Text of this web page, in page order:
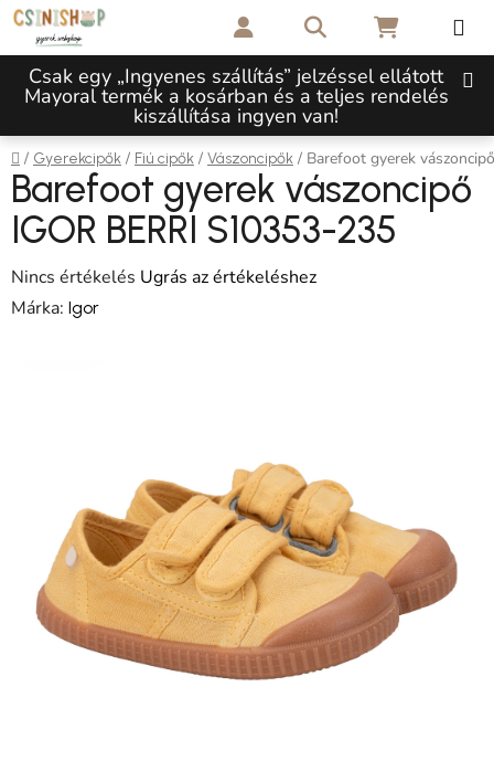
Ugrás a fő tartalomhoz
Csak egy „Ingyenes szállítás” jelzéssel ellátott
Mayoral termék a kosárban és a teljes rendelés
kiszállítása ingyen van!
KeresésKOSÁR
Kezdőlap
/ Gyerekcipők / Fiú cipők / Vászoncipők / Barefoot gyerek
Barefoot gyerek vászoncipő
IGOR BERRI S10353-235
A termék átlagos értékelése 5-ből 0,0 csillag.
Nincs értékelés Ugrás az értékeléshez
Márka: Igor